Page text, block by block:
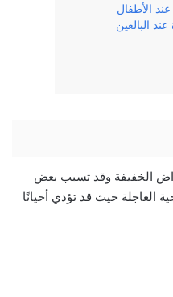
الأطفال
البالغين
الخفيفة وقد تسبب بعض
العاجلة حيث قد تؤدي أحيانًا